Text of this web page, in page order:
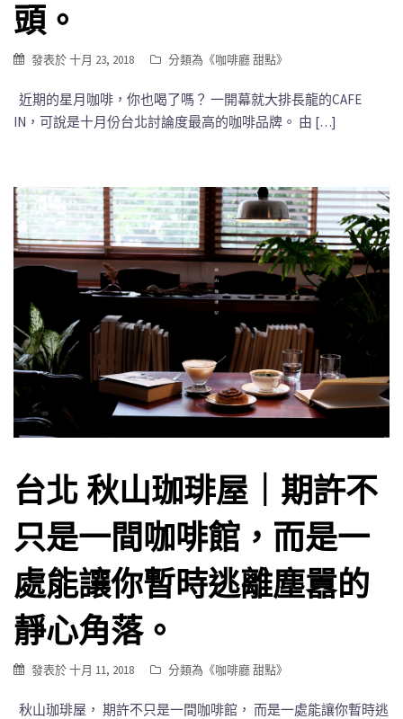
頭。
發表於十月 23, 2018 分類為《咖啡廳 甜點》
近期的星月咖啡，你也喝了嗎？ 一開幕就大排長龍的CAFE
IN，可說是十月份台北討論度最高的咖啡品牌。 由 […]
台北 秋山珈琲屋｜期許不
只是一間咖啡館，而是一
處能讓你暫時逃離塵囂的
靜心角落。
發表於十月 11, 2018 分類為《咖啡廳 甜點》
秋山珈琲屋， 期許不只是一間咖啡館， 而是一處能讓你暫時逃